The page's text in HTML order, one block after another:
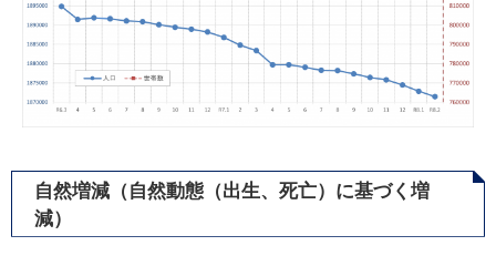
自然増減（自然動態（出生、死亡）に基づく増
減）